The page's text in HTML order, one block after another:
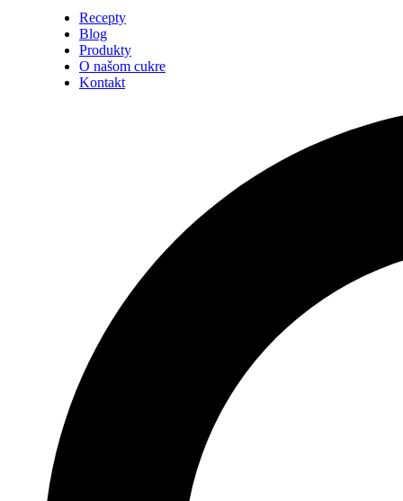
Recepty
Blog
Produkty
O našom cukre
Kontakt